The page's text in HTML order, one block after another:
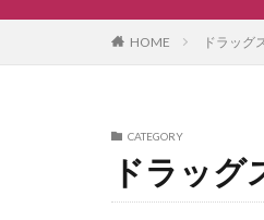
HOME ドラッグ
CATEGORY
ドラッグ